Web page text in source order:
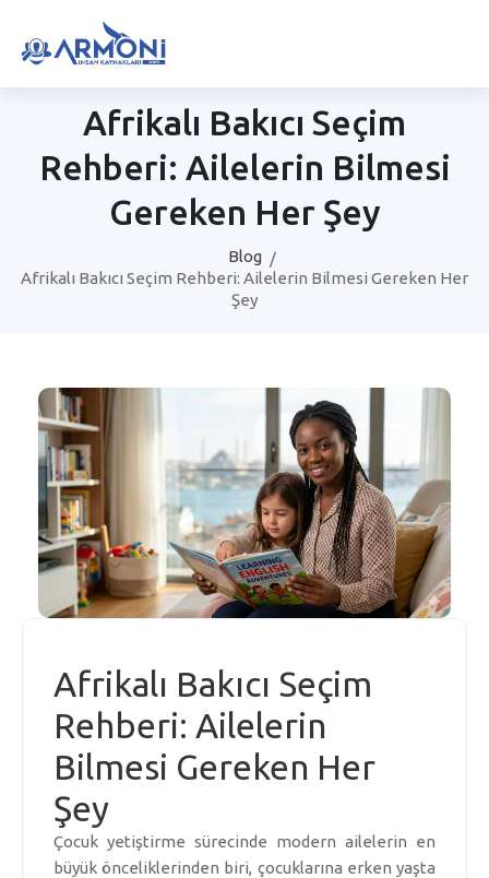
Afrikalı Bakıcı Seçim
Rehberi: Ailelerin Bilmesi
Gereken Her Şey
Blog
Afrikalı Bakıcı Seçim Rehberi: Ailelerin Bilmesi Gereken Her
Şey
Afrikalı Bakıcı Seçim
Rehberi: Ailelerin
Bilmesi Gereken Her
Şey
Çocuk yetiştirme sürecinde modern ailelerin en
büyük önceliklerinden biri, çocuklarına erken yaşta